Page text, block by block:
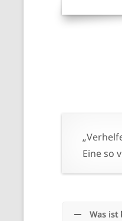
Eine so
Was ist